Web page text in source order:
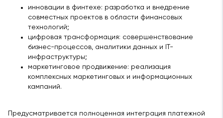
инновации в финтехе: разработка и внедрение
совместных проектов в области финансовых
технологий;
цифровая трансформация: совершенствование
бизнес-процессов, аналитики данных и IT-
инфраструктуры;
маркетинговое продвижение: реализация
комплексных маркетинговых и информационных
кампаний.
Предусматривается полноценная интеграция платежной